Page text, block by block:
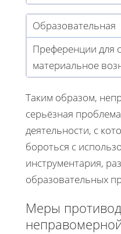
Образовательная
Преференции для
материальное
Таким образом,
серьёзная
деятельности, с
бороться с
инструментария,
образовательных
Меры